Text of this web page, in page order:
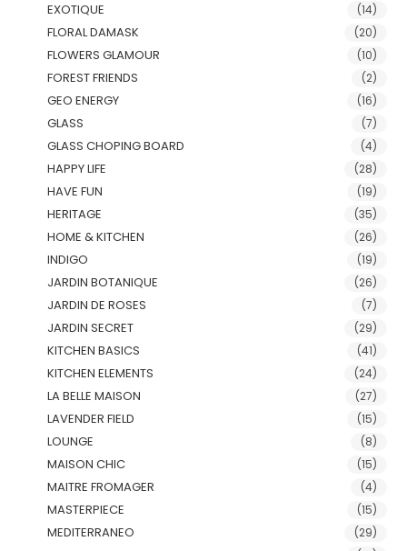
EXOTIQUE (14)
FLORAL DAMASK (20)
FLOWERS GLAMOUR (10)
FOREST FRIENDS (2)
GEO ENERGY (16)
GLASS (7)
GLASS CHOPING BOARD (4)
HAPPY LIFE (28)
HAVE FUN (19)
HERITAGE (35)
HOME & KITCHEN (26)
INDIGO (19)
JARDIN BOTANIQUE (26)
JARDIN DE ROSES (7)
JARDIN SECRET (29)
KITCHEN BASICS (41)
KITCHEN ELEMENTS (24)
LA BELLE MAISON (27)
LAVENDER FIELD (15)
LOUNGE (8)
MAISON CHIC (15)
MAITRE FROMAGER (4)
MASTERPIECE (15)
MEDITERRANEO (29)